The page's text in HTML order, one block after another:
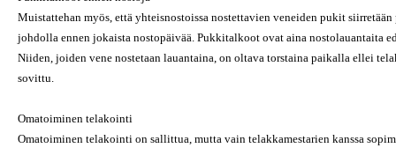
Muistattehan myös, että yhteisnostoissa nostettavien veneiden pukit
johdolla ennen jokaista nostopäivää. Pukkitalkoot ovat aina nostolauantaita
Niiden, joiden vene nostetaan lauantaina, on oltava torstaina paikalla ellei
sovittu.
Omatoiminen telakointi
Omatoiminen telakointi on sallittua, mutta vain telakkamestarien kanssa